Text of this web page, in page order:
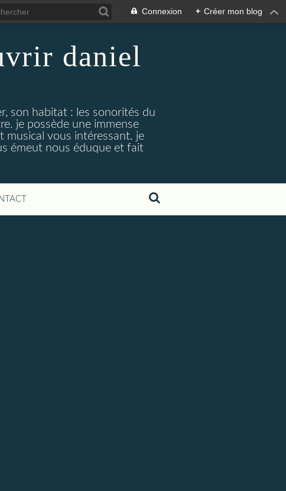
Connexion + Créer mon blog
daniel
son habitat : les sonorités du
je possède une immense
musical vous intéressant. je
émeut nous éduque et fait